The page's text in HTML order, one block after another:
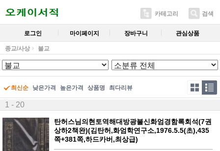
카테고리 검색
로그인 마이페이지 장바구니 관심상품
종교/사상 불교
최신순 낮은가격 높은가격 상품명 최다리뷰
1 - 20
탄허스님의현토역해대방광불신화엄경함록회석(7권
상하2책완)(김탄허,화엄학연구소,1976.5.5(초),435
쪽+381쪽,하드카버,최상급)